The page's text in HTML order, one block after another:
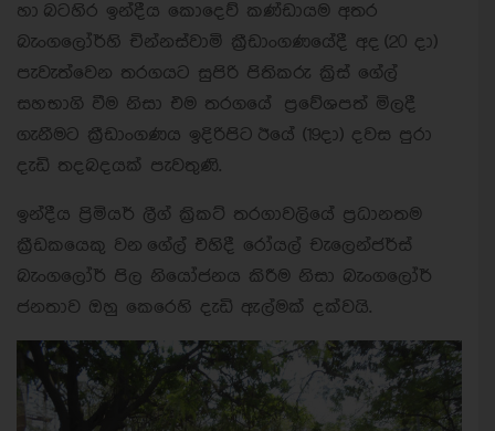
හා බටහිර ඉන්දීය කොදෙව් කණ්ඩායම අතර
බැංගලෝර්හි චින්නස්වාමි ක්‍රීඩාංගණයේදී අද (20 දා)
පැවැත්වෙන තරගයට සුපිරි පිතිකරු ක්‍රිස් ගේල්
සහභාගි වීම නිසා එම තරගයේ ප්‍රවේශපත් මිලදී
ගැනීමට ක්‍රීඩාංගණය ඉදිරිපිට ඊයේ (19දා) දවස පුරා
දැඩි තදබදයක් පැවතුණි.
ඉන්දීය ප්‍රිමියර් ලීග් ක්‍රිකට් තරගාවලියේ ප්‍රධානතම
ක්‍රීඩකයෙකු වන ගේල් එහිදී රෝයල් චැලෙන්ජර්ස්
බැංගලෝර් පිල නියෝජනය කිරීම නිසා බැංගලෝර්
ජනතාව ඔහු කෙරෙහි දැඩි ඇල්මක් දක්වයි.